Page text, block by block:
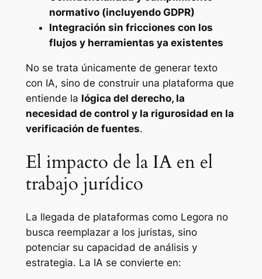
normativo (incluyendo GDPR)
Integración sin fricciones con los
flujos y herramientas ya existentes
No se trata únicamente de generar texto
con IA, sino de construir una plataforma que
entiende la lógica del derecho, la
necesidad de control y la rigurosidad en la
verificación de fuentes.
El impacto de la IA en el
trabajo jurídico
La llegada de plataformas como Legora no
busca reemplazar a los juristas, sino
potenciar su capacidad de análisis y
estrategia. La IA se convierte en: